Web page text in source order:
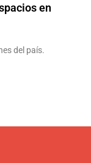
en
del país.